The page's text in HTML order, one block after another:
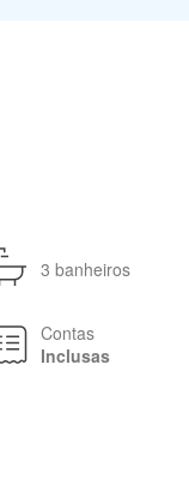
3 banheiros
Contas
Inclusas